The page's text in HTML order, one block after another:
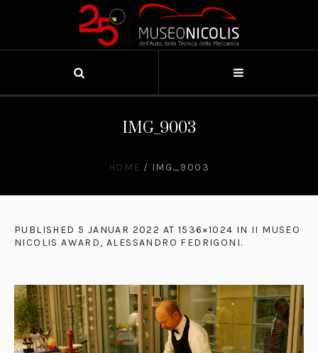
IMG_9003
HOME / IMG_9003
PUBLISHED 5 JANUAR 2022 AT 1536×1024 IN II MUSEO
NICOLIS AWARD, ALESSANDRO FEDRIGONI.